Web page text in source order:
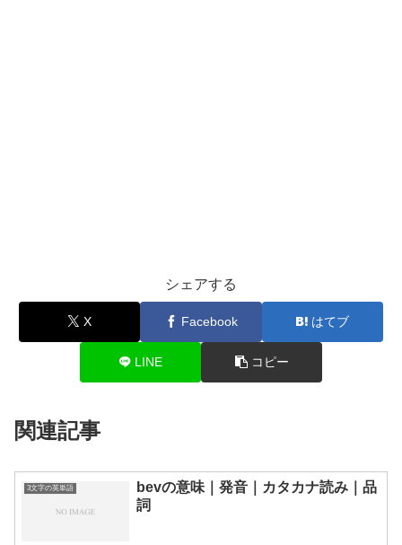
シェアする
X Facebook はてブ
LINE コピー
関連記事
3文字の英単語
bevの意味｜発音｜カタカナ読み｜品
詞